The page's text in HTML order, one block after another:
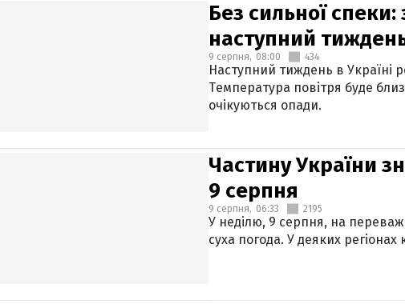
Без сильної
наступний
9 серпня, 08:00 434
Наступний тиждень в Україні
Температура повітря буде
очікуються опади.
Частину України
9 серпня
9 серпня, 06:33 2195
У неділю, 9 серпня, на
суха погода. У деяких